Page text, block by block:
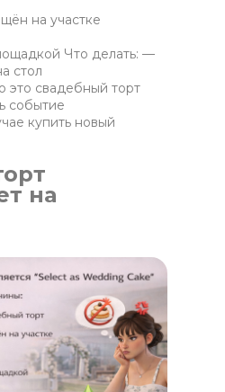
на участке
Что делать: —
стол
это свадебный торт
событие
купить новый
на